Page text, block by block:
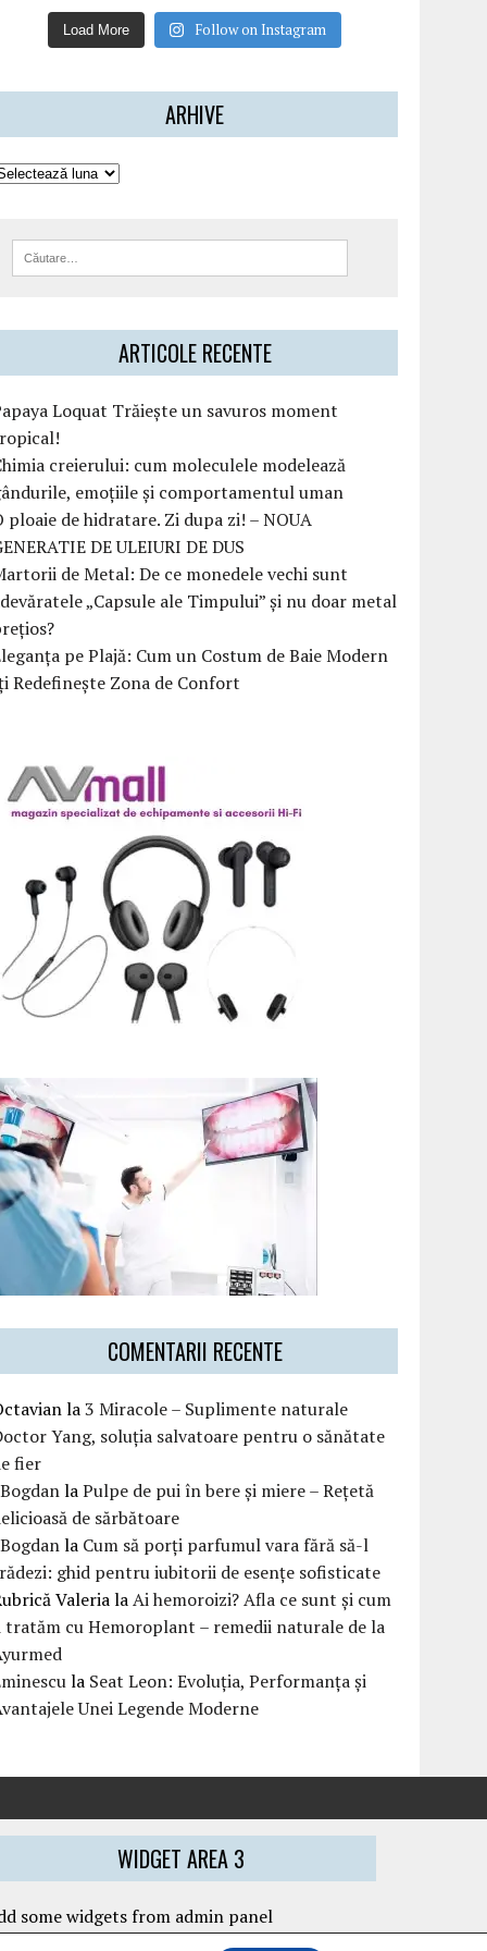
Load More Follow on Instagram
ARHIVE
ARTICOLE RECENTE
Loquat Trăiește un savuros moment
creierului: cum moleculele modelează
emoțiile și comportamentul uman
ploaie de hidratare. Zi dupa zi! – NOUA
DE ULEIURI DE DUS
de Metal: De ce monedele vechi sunt
„Capsule ale Timpului” și nu doar metal
pe Plajă: Cum un Costum de Baie Modern
Redefinește Zona de Confort
COMENTARII RECENTE
la3 Miracole – Suplimente naturale
Yang, soluția salvatoare pentru o sănătate
fier
laPulpe de pui în bere și miere – Rețetă
de sărbătoare
la Cum să porți parfumul vara fără să-l
ghid pentru iubitorii de esențe sofisticate
ValerialaAi hemoroizi? Afla ce sunt și cum
tratăm cu Hemoroplant – remedii naturale de la
la Seat Leon: Evoluția, Performanța și
Unei Legende Moderne
WIDGET AREA 3
some widgets from admin panel